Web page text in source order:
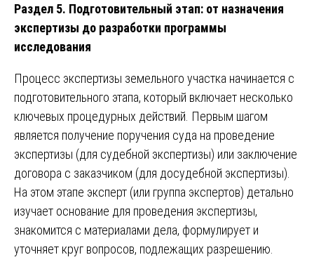
Раздел 5. Подготовительный этап: от назначения
экспертизы до разработки программы
исследования
Процесс экспертизы земельного участка начинается с
подготовительного этапа, который включает несколько
ключевых процедурных действий. Первым шагом
является получение поручения суда на проведение
экспертизы (для судебной экспертизы) или заключение
договора с заказчиком (для досудебной экспертизы).
На этом этапе эксперт (или группа экспертов) детально
изучает основание для проведения экспертизы,
знакомится с материалами дела, формулирует и
уточняет круг вопросов, подлежащих разрешению.